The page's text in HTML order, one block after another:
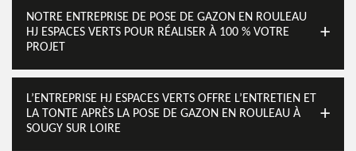
NOTRE ENTREPRISE DE POSE DE GAZON EN ROULEAU
HJ ESPACES VERTS POUR RÉALISER À 100 % VOTRE
PROJET
L’ENTREPRISE HJ ESPACES VERTS OFFRE L’ENTRETIEN ET
LA TONTE APRÈS LA POSE DE GAZON EN ROULEAU À
SOUGY SUR LOIRE